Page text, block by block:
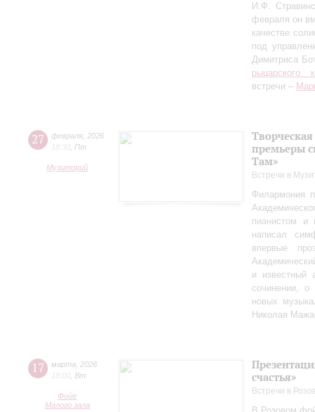
И.Ф.
февраля он
качестве
под
Димитриса
рыцарского
встречи –
27 февраля 2026
18:30 Пт
Музиторий
премьеры
Там»
Встречи в
Филармония
пианистом и
написал
впервые
и известный
сочинении,
новых
Николая
17 марта
2026
18:00
Вт
Фойе
Малого зала
счастья»
Встречи в